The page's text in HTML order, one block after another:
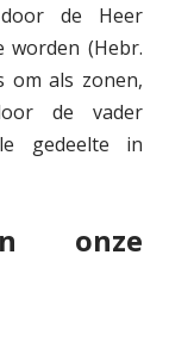
de Heer
worden (Hebr.
om als zonen,
de vader
gedeelte in
onze